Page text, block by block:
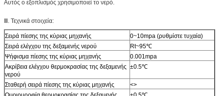
Αυτός ο εξοπλισμός χρησιμοποιεί το νερό.
Ⅲ. Τεχνικά στοιχεία:
Σειρά πίεσης της κύριας μηχανής
0~10mpa (ρυθμίστε τυχαία)
Σειρά ελέγχου της δεξαμενής νερού
Rt~95℃
Ψήφισμα πίεσης της κύριας μηχανής
0.001mpa
Ακρίβεια ελέγχου θερμοκρασίας της δεξαμενής
νερού
±0.5℃
Σταθερή σειρά πίεσης της κύριας μηχανής
<>